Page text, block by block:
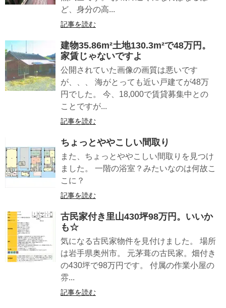
ど、身分の高...
記事を読む
建物35.86m²土地130.3m²で48万円。
家賃じゃないですよ
公開されていた画像の画質は悪いです
が、、、 海がとっても近い戸建てが48万
円でした。 今、18,000で賃貸募集中との
ことですが...
記事を読む
ちょっとややこしい間取り
また、ちょっとややこしい間取りを見つけ
ました。 一階の浴室？みたいなのは何故こ
こに？
記事を読む
古民家付き里山430坪98万円。いいか
も☆
気になる古民家物件を見付けました。 場所
は岩手県奥州市。 元茅葺の古民家。畑付き
の430坪で98万円です。 付属の作業小屋の
雰...
記事を読む